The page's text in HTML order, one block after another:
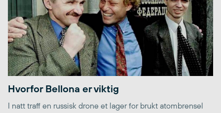
Hvorfor Bellona er viktig
I natt traff en russisk drone et lager for brukt atombrensel